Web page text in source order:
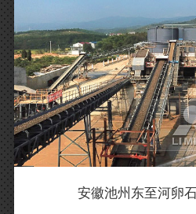
安徽池州东至河卵